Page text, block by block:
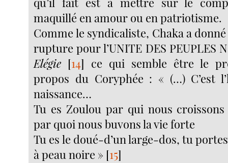
maquillé en amour ou en patriotisme.
Comme le syndicaliste, Chaka a
rupture pour l’UNITE DES PEUPLES
Elégie [14] ce qui semble être le
propos du Coryphée : « (…) C’est
naissance…
Tu es Zoulou par qui nous
par quoi nous buvons la vie forte
Tu es le doué-d’un large-dos, tu
à peau noire » [15]